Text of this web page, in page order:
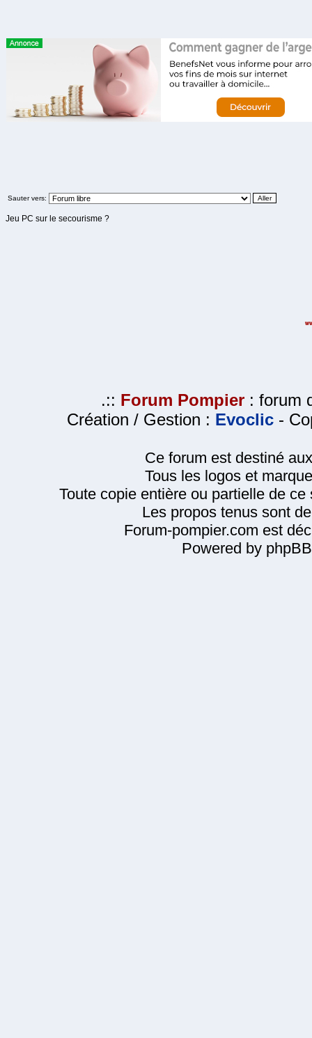
Sauter vers:
Jeu PC sur le secourisme ?
.:: Forum Pompier : forum
Création / Gestion : Evoclic -
Ce forum est destiné
Tous les logos et
Toute copie entière ou partielle de
Les propos tenus sont
Forum-pompier.com est
Powered by